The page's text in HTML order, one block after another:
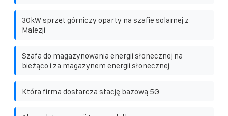
30kW sprzęt górniczy oparty na szafie solarnej z
Malezji
Szafa do magazynowania energii słonecznej na
bieżąco i za magazynem energii słonecznej
Która firma dostarcza stację bazową 5G